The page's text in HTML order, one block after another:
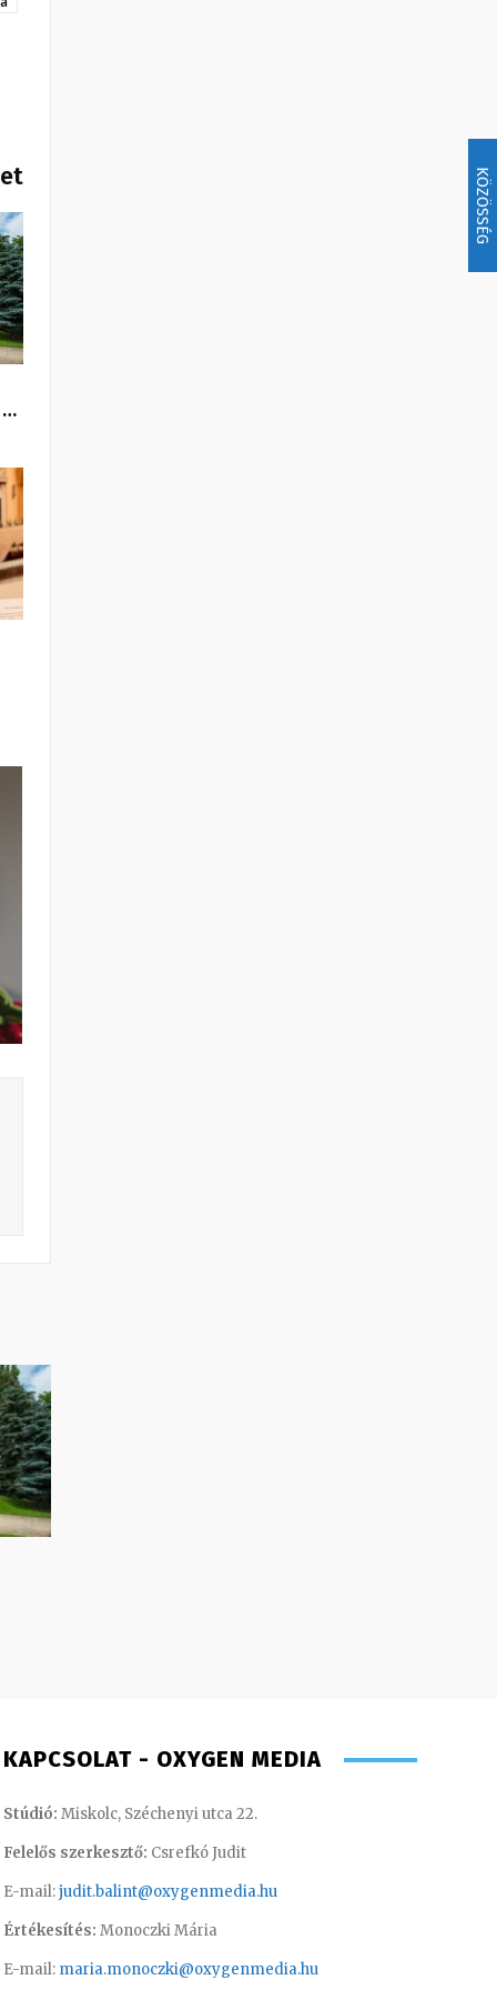
KÖZÖSSÉG
…
KAPCSOLAT - OXYGEN MEDIA
Stúdió: Miskolc, Széchenyi utca 22.
Felelős szerkesztő: Csrefkó Judit
E-mail:judit.balint@oxygenmedia.hu
Értékesítés: Monoczki Mária
E-mail: maria.monoczki@oxygenmedia.hu